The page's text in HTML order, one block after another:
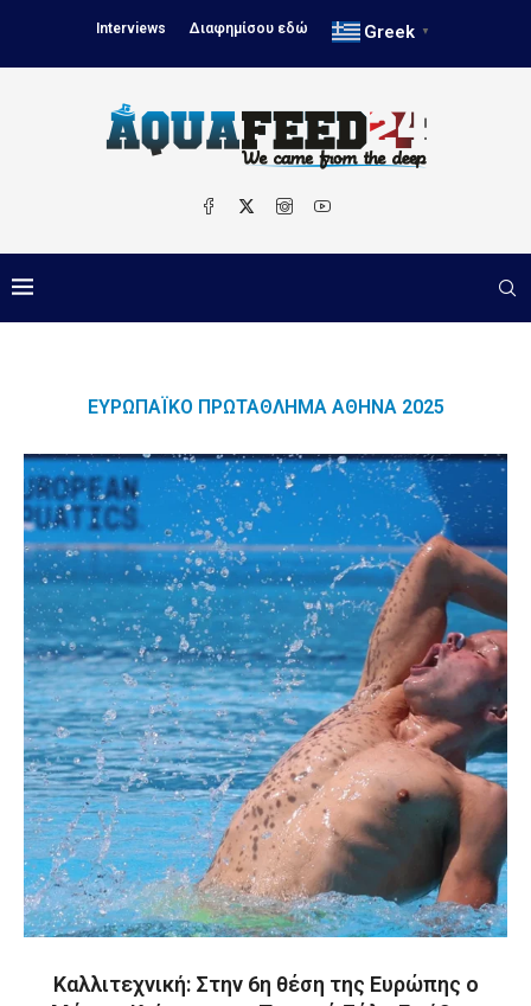
Interviews Διαφημίσου εδώ Greek ▼
ΕΥΡΩΠΑΪΚΌ ΠΡΩΤΆΘΛΗΜΑ ΑΘΉΝΑ 2025
Καλλιτεχνική: Στην 6η θέση της Ευρώπης ο